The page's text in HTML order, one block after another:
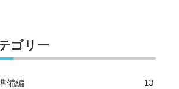
ゴリー
備編 13